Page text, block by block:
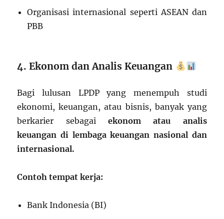
Organisasi internasional seperti ASEAN dan
PBB
4. Ekonom dan Analis Keuangan
Bagi lulusan LPDP yang menempuh studi
ekonomi, keuangan, atau bisnis, banyak yang
berkarier sebagai ekonom atau analis
keuangan di lembaga keuangan nasional dan
internasional.
Contoh tempat kerja:
Bank Indonesia (BI)